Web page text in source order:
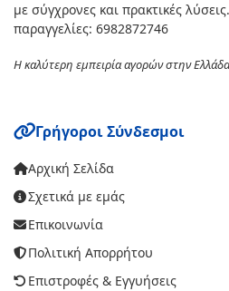
με σύγχρονες και πρακτικές
παραγγελίες: 6982872746
Η καλύτερη εμπειρία αγορών στην
Γρήγοροι Σύνδεσμοι
Αρχική Σελίδα
Σχετικά με εμάς
Επικοινωνία
Πολιτική Απορρήτου
Επιστροφές & Εγγυήσεις